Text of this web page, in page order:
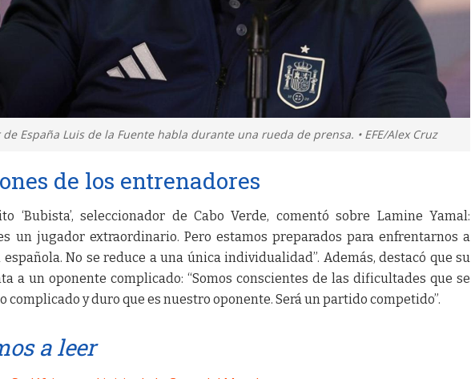
España Luis de la Fuente habla durante una rueda de prensa. • EFE/Alex Cruz
de los entrenadores
‘Bubista’, seleccionador de Cabo Verde, comentó sobre Lamine Yamal:
un jugador extraordinario. Pero estamos preparados para enfrentarnos a
No se reduce a una única individualidad”. Además, destacó que su
a un oponente complicado: “Somos conscientes de las dificultades que se
complicado y duro que es nuestro oponente. Será un partido competido”.
a leer